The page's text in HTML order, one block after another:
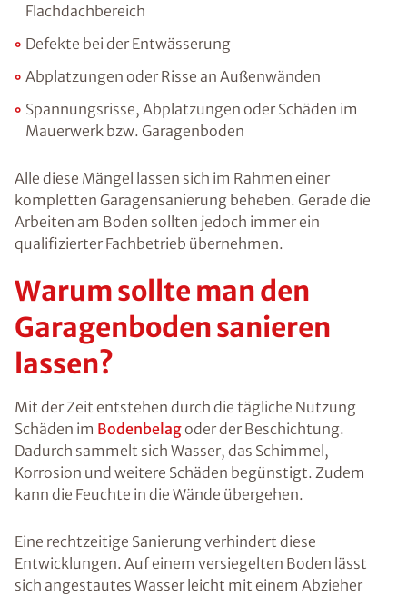
Flachdachbereich
Defekte bei der Entwässerung
Abplatzungen oder Risse an Außenwänden
Spannungsrisse, Abplatzungen oder Schäden im
Mauerwerk bzw. Garagenboden
Alle diese Mängel lassen sich im Rahmen einer
kompletten Garagensanierung beheben. Gerade die
Arbeiten am Boden sollten jedoch immer ein
qualifizierter Fachbetrieb übernehmen.
Warum sollte man den
Garagenboden sanieren
lassen?
Mit der Zeit entstehen durch die tägliche Nutzung
Schäden im Bodenbelagoder der Beschichtung.
Dadurch sammelt sich Wasser, das Schimmel,
Korrosion und weitere Schäden begünstigt. Zudem
kann die Feuchte in die Wände übergehen.
Eine rechtzeitige Sanierung verhindert diese
Entwicklungen. Auf einem versiegelten Boden lässt
sich angestautes Wasser leicht mit einem Abzieher